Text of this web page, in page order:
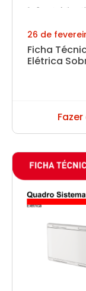
26 de
Ficha
Elétrica